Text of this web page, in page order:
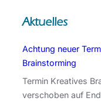
Aktuelles
Achtung neuer
Brainstorming
Termin Kreatives
verschoben auf